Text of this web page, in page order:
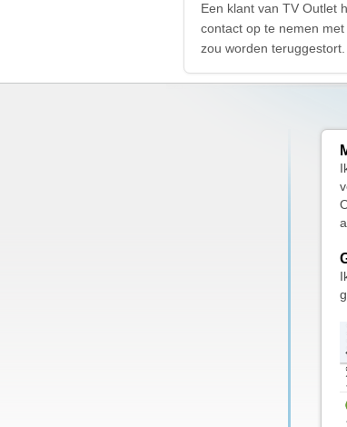
Een klant van TV Outlet
contact op te nemen
zou worden teruggestort.